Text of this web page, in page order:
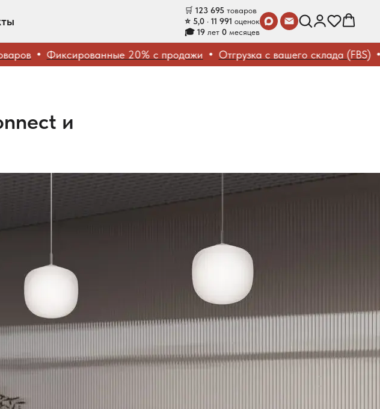
🛒 123 695 товаров
⭐ 5,0 · 11 991 оценок
🎓 19 лет 0 месяцев
Фиксированные 20% с продажи Отгрузка с вашего склада (FBS)
и